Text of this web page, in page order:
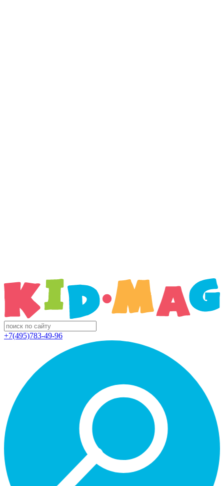
+7(495)783-49-96